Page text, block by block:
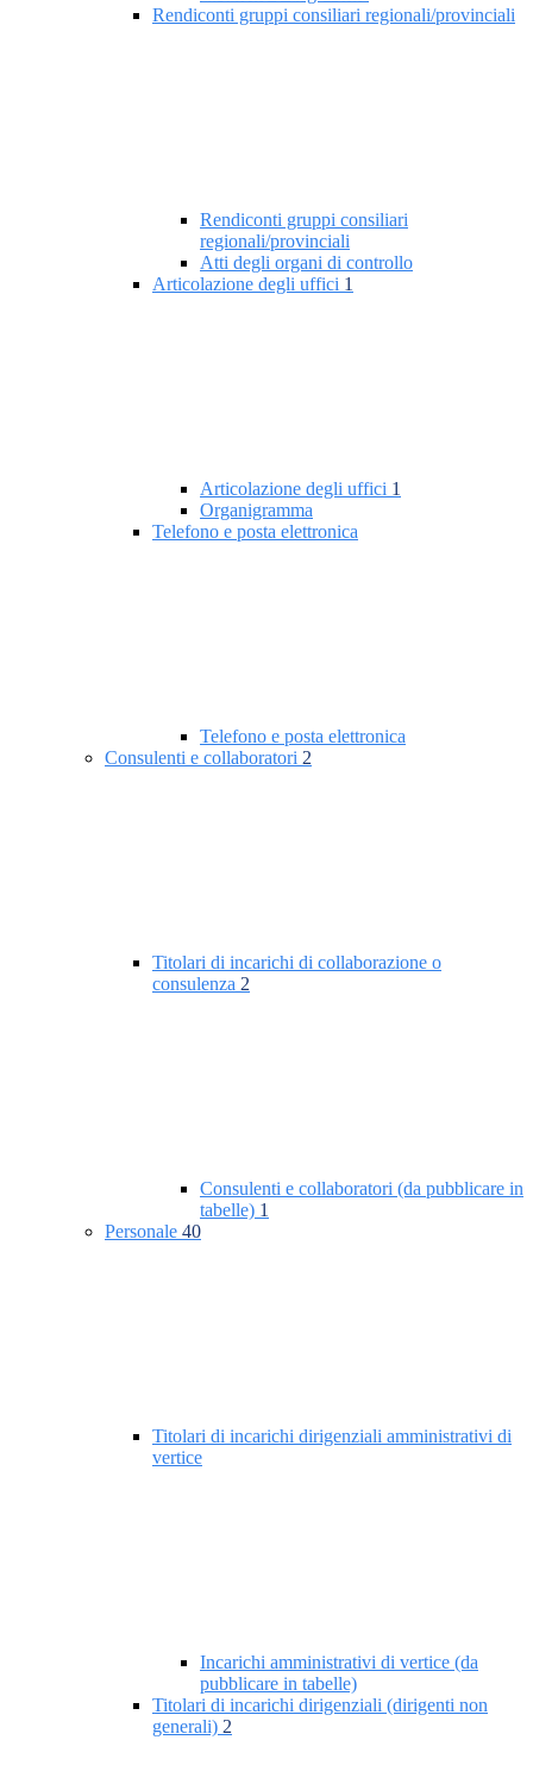
Rendiconti gruppi consiliari regionali/provinciali
Rendiconti gruppi consiliari
regionali/provinciali
Atti degli organi di controllo
Articolazione degli uffici 1
Articolazione degli uffici 1
Organigramma
Telefono e posta elettronica
Telefono e posta elettronica
Consulenti e collaboratori 2
Titolari di incarichi di collaborazione o
consulenza 2
Consulenti e collaboratori (da pubblicare in
tabelle) 1
Personale 40
Titolari di incarichi dirigenziali amministrativi di
vertice
Incarichi amministrativi di vertice (da
pubblicare in tabelle)
Titolari di incarichi dirigenziali (dirigenti non
generali) 2